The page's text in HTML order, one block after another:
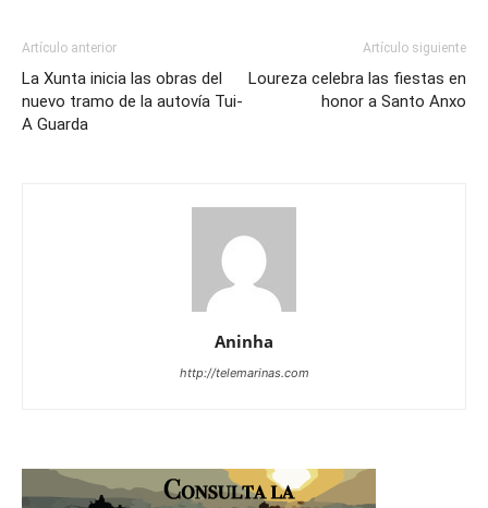
Artículo anterior
La Xunta inicia las obras del
nuevo tramo de la autovía Tui-
A Guarda
Artículo siguiente
Loureza celebra las fiestas en
honor a Santo Anxo
Aninha
http://telemarinas.com